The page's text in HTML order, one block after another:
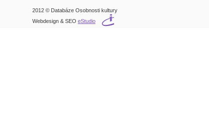
2012 © Databáze Osobnosti kultury
Webdesign & SEO eStudio